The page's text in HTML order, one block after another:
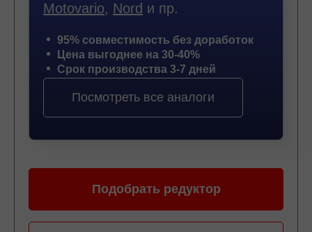
Motovario, Nord и пр.
95% совместимость без доработок
Цена выгоднее на 30-40%
Срок производства 3-7 дней
Посмотреть все аналоги
Подобрать редуктор